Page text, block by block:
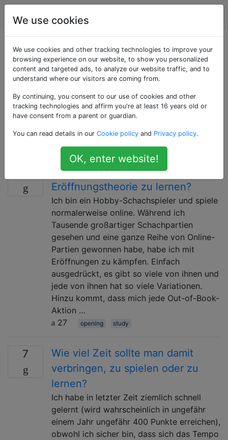
Schach
Als «study» getaggte
Fragen
Fragen zum Erlernen von Schach oder zum Analysieren
von Positionen auf dem Schachbrett. Nicht zu
einer Art Schachpuzzle, das noch keinen eigenen Tag
Was ist ein guter Weg, um die
Eröffnungstheorie zu lernen?
Ich bin ein Hobby-Schachspieler und spiele
normalerweise online. Während ich
Tausende großartiger Schachpartien
gesehen und eine ganze Reihe von Online-
Partien gewonnen habe, habe ich mit
Eröffnungen zu kämpfen. Einfach
ausgedrückt, es gibt so viele von ihnen und
jede von ihnen hat so viele Variationen.
Hinzu kommt, dass mich jede Out-of-Book-
Aktion …
27
opening study
7
Wie viel Zeit sollte man damit
verbringen, zu spielen oder zu
lernen?
Ich habe in letzter Zeit ziemlich schnell
gelernt (wird wahrscheinlich in ungefähr
einem Jahr ungefähr 400 Punkte erreichen),
obwohl ich sicher bin, dass sich das Tempo
We use cookies
We use cookies and other tracking technologies to improve your
browsing experience on our website, to show you personalized
content and targeted ads, to analyze our website traffic, and to
understand where our visitors are coming from.
By continuing, you consent to our use of cookies and other
tracking technologies and affirm you're at least 16 years old or
have consent from a parent or guardian.
You can read details in our Cookie policy and Privacy policy.
OK, enter website!